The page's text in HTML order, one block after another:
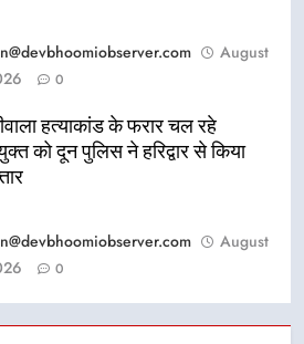
August
0
हत्याकांड के फरार चल रहे
को दून पुलिस ने हरिद्वार से किया
August
0